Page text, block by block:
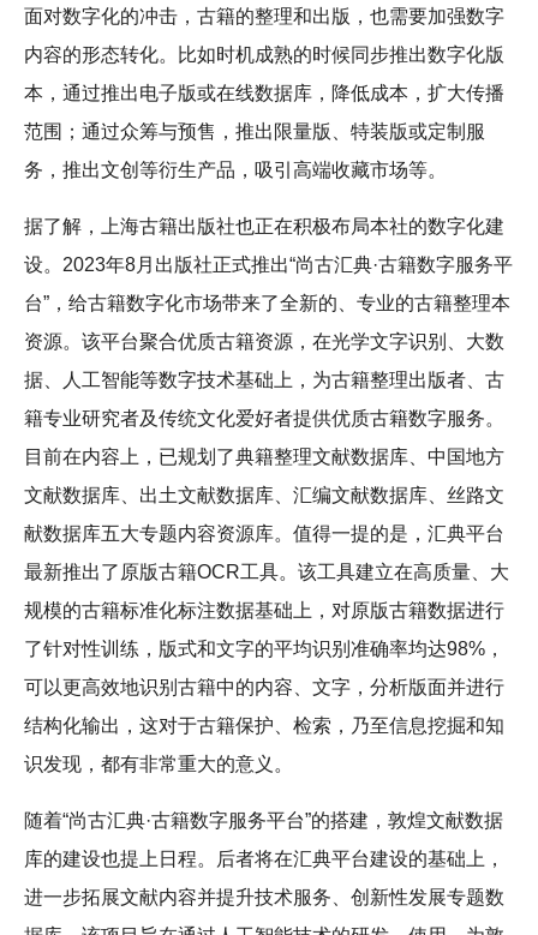
面对数字化的冲击，古籍的整理和出版，也需要加强数字
内容的形态转化。比如时机成熟的时候同步推出数字化版
本，通过推出电子版或在线数据库，降低成本，扩大传播
范围；通过众筹与预售，推出限量版、特装版或定制服
务，推出文创等衍生产品，吸引高端收藏市场等。
据了解，上海古籍出版社也正在积极布局本社的数字化建
设。2023年8月出版社正式推出“尚古汇典·古籍数字服务平
台”，给古籍数字化市场带来了全新的、专业的古籍整理本
资源。该平台聚合优质古籍资源，在光学文字识别、大数
据、人工智能等数字技术基础上，为古籍整理出版者、古
籍专业研究者及传统文化爱好者提供优质古籍数字服务。
目前在内容上，已规划了典籍整理文献数据库、中国地方
文献数据库、出土文献数据库、汇编文献数据库、丝路文
献数据库五大专题内容资源库。值得一提的是，汇典平台
最新推出了原版古籍OCR工具。该工具建立在高质量、大
规模的古籍标准化标注数据基础上，对原版古籍数据进行
了针对性训练，版式和文字的平均识别准确率均达98%，
可以更高效地识别古籍中的内容、文字，分析版面并进行
结构化输出，这对于古籍保护、检索，乃至信息挖掘和知
识发现，都有非常重大的意义。
随着“尚古汇典·古籍数字服务平台”的搭建，敦煌文献数据
库的建设也提上日程。后者将在汇典平台建设的基础上，
进一步拓展文献内容并提升技术服务、创新性发展专题数